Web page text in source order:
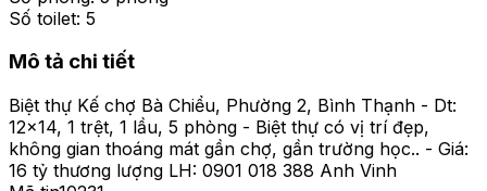
Số toilet: 5
Mô tả chi tiết
Biệt thự Kế chợ Bà Chiểu, Phường 2, Bình Thạnh - Dt:
12x14, 1 trệt, 1 lầu, 5 phòng - Biệt thự có vị trí đẹp,
không gian thoáng mát gần chợ, gần trường học.. - Giá:
16 tỷ thương lượng LH: 0901 018 388 Anh Vinh